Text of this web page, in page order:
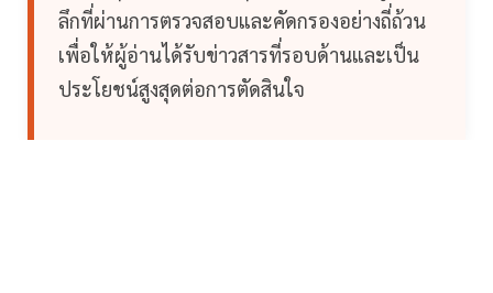
ลึกที่ผ่านการตรวจสอบและคัดกรองอย่างถี่ถ้วน
เพื่อให้ผู้อ่านได้รับข่าวสารที่รอบด้านและเป็น
ประโยชน์สูงสุดต่อการตัดสินใจ